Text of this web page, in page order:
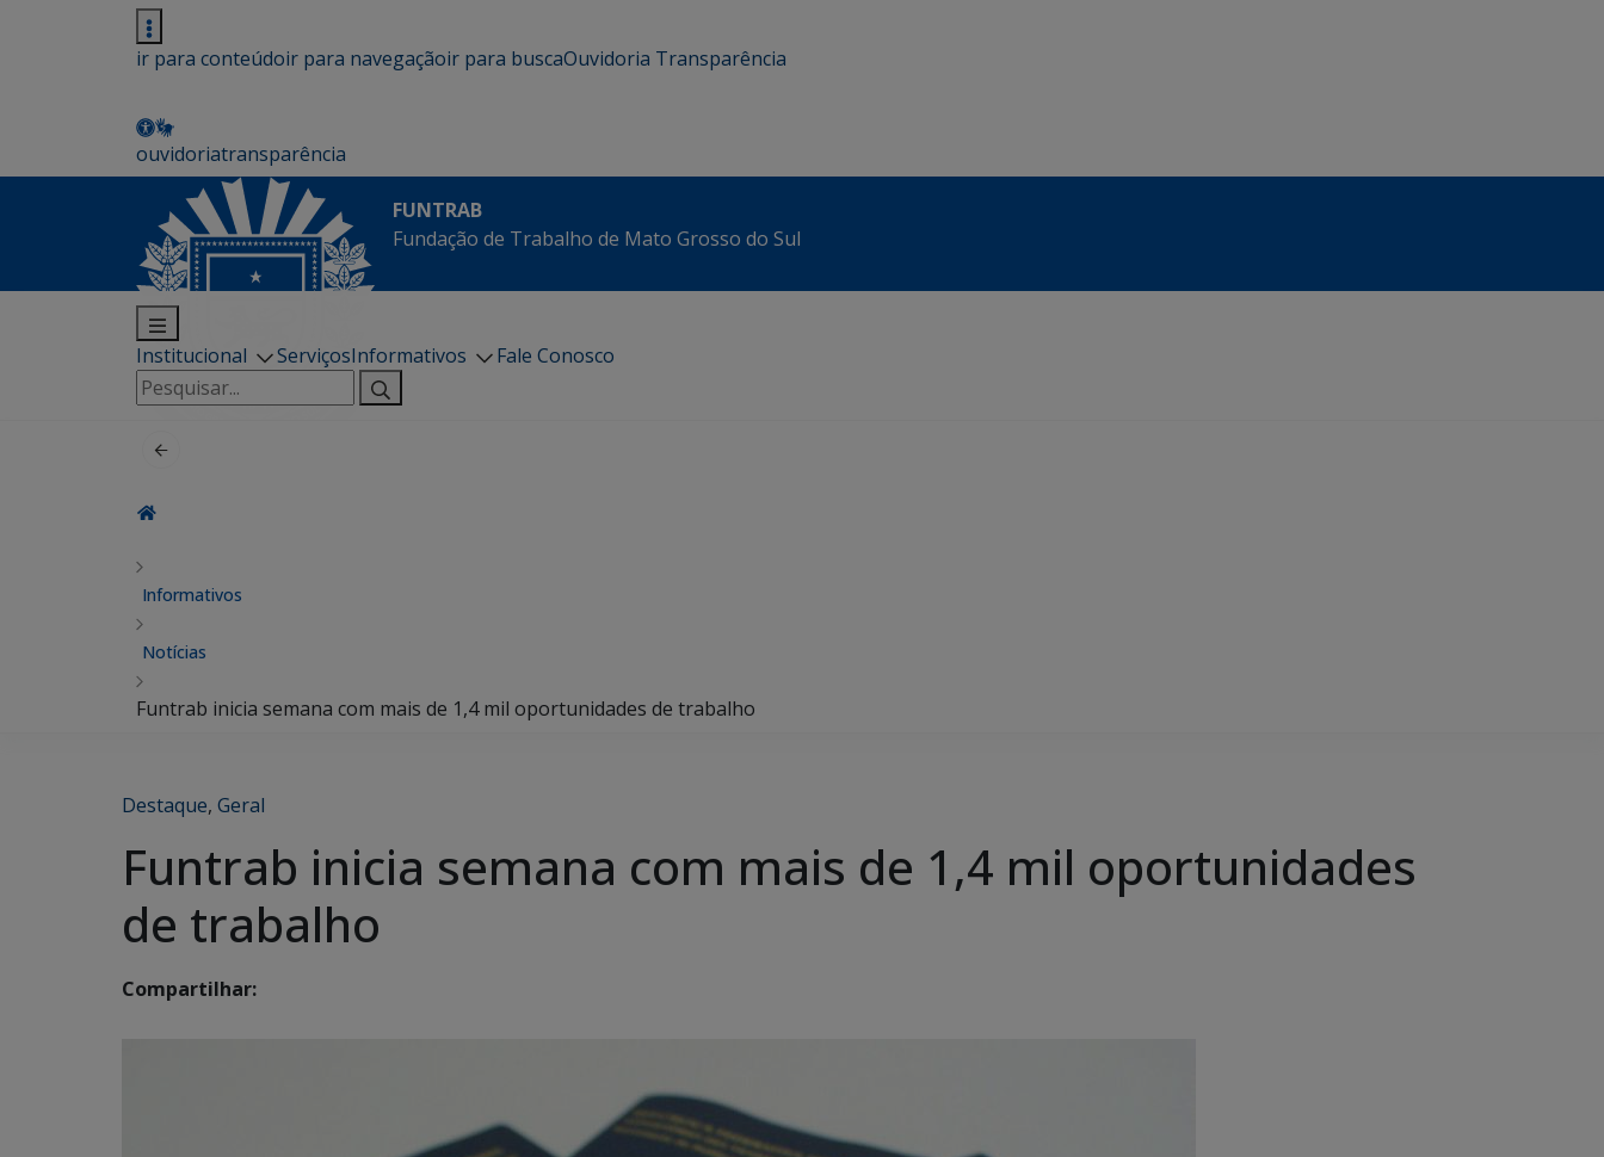
ir para conteúdoir para navegaçãoir para buscaOuvidoria Transparência
ouvidoriatransparência
FUNTRAB
Fundação de Trabalho de Mato Grosso do Sul
Institucional ServiçosInformativos
Fale Conosco
Pesquisar
por:
Informativos
Notícias
Funtrab inicia semana com mais de 1,4 mil oportunidades de trabalho
Destaque, Geral
Funtrab inicia semana com mais de 1,4 mil oportunidades
de trabalho
Compartilhar: